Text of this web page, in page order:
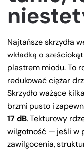
Najtańsze skrzydła
wkładką o
plastrem miodu. To
redukować ciężar
Skrzydło ważące
brzmi pusto i
17 dB. Tekturowy
wilgotność — jeśli w
zawilgocenia,